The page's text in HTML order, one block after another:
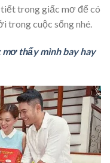
trong giấc mơ để có
trong cuộc sống nhé.
mơ thấy mình bay hay